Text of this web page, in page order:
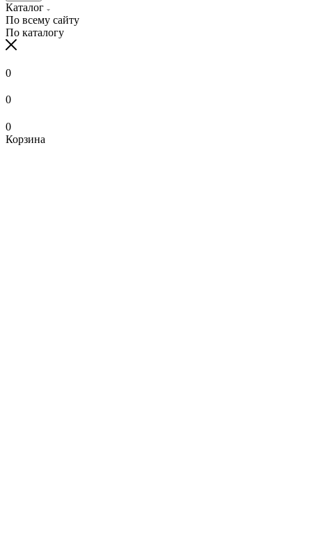
Каталог
По всему сайту
По каталогу
0
0
0
Корзина